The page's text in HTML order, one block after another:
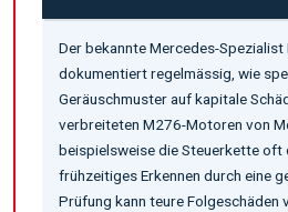
Der bekannte Mercedes-
dokumentiert regelmässig, wie
Geräuschmuster auf kapitale
verbreiteten M276-Motoren von
beispielsweise die Steuerkette oft
frühzeitiges Erkennen durch eine
Prüfung kann teure Folgeschäden